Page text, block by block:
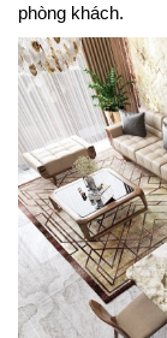
phòng khách.